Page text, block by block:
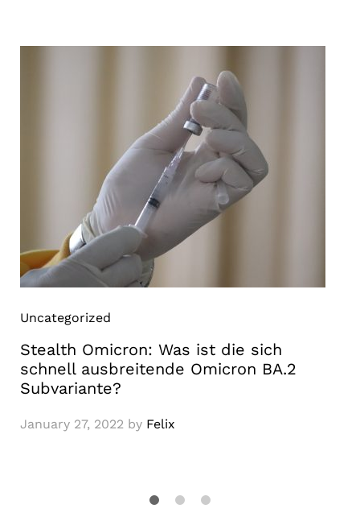
Uncategorized
Stealth Omicron: Was ist die sich
schnell ausbreitende Omicron BA.2
Subvariante?
January 27, 2022 by Felix